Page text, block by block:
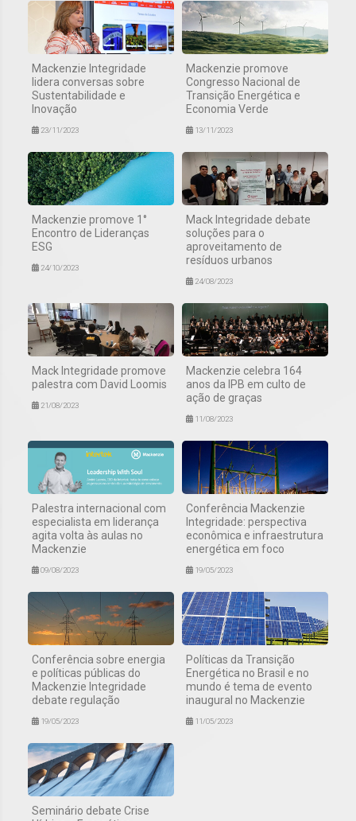
Mackenzie Integridade
lidera conversas sobre
Sustentabilidade e
Inovação
23/11/2023
Mackenzie promove
Congresso Nacional de
Transição Energética e
Economia Verde
13/11/2023
Mackenzie promove 1°
Encontro de Lideranças
ESG
24/10/2023
Mack Integridade debate
soluções para o
aproveitamento de
resíduos urbanos
24/08/2023
Mack Integridade promove
palestra com David Loomis
21/08/2023
Mackenzie celebra 164
anos da IPB em culto de
ação de graças
11/08/2023
Palestra internacional com
especialista em liderança
agita volta às aulas no
Mackenzie
09/08/2023
Conferência Mackenzie
Integridade: perspectiva
econômica e infraestrutura
energética em foco
19/05/2023
Conferência sobre energia
e políticas públicas do
Mackenzie Integridade
debate regulação
19/05/2023
Políticas da Transição
Energética no Brasil e no
mundo é tema de evento
inaugural no Mackenzie
11/05/2023
Seminário debate Crise